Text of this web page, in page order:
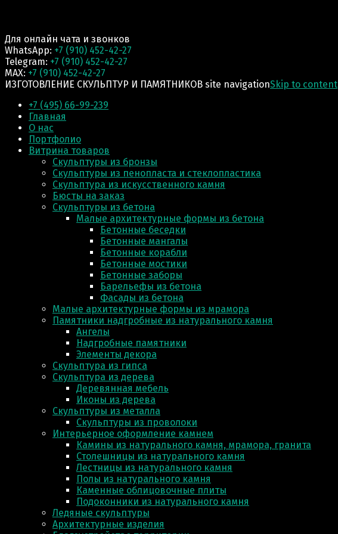
Для онлайн чата и звонков
WhatsApp: +7 (910) 452-42-27
Telegram: +7 (910) 452-42-27
MAX: +7 (910) 452-42-27
ИЗГОТОВЛЕНИЕ СКУЛЬПТУР И ПАМЯТНИКОВ site navigationSkip to content
+7 (495) 66-99-239
Главная
О нас
Портфолио
Витрина товаров
Скульптуры из бронзы
Скульптуры из пенопласта и стеклопластика
Скульптура из искусственного камня
Бюсты на заказ
Скульптуры из бетона
Малые архитектурные формы из бетона
Бетонные беседки
Бетонные мангалы
Бетонные корабли
Бетонные мостики
Бетонные заборы
Барельефы из бетона
Фасады из бетона
Малые архитектурные формы из мрамора
Памятники надгробные из натурального камня
Ангелы
Надгробные памятники
Элементы декора
Скульптура из гипса
Скульптура из деревa
Деревянная мебель
Иконы из дерева
Скульптуры из металла
Скульптуры из проволоки
Интерьерное оформление камнем
Камины из натурального камня, мрамора, гранита
Столешницы из натурального камня
Лестницы из натурального камня
Полы из натурального камня
Каменные облицовочные плиты
Подоконники из натурального камня
Ледяные скульптуры
Архитектурные изделия